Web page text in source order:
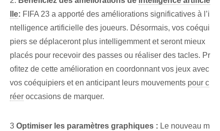
lle: FIFA 23 a apporté des améliorations significatives à l’i
ntelligence artificielle des joueurs. Désormais, vos coéqui
piers se déplaceront plus intelligemment et seront mieux
placés pour recevoir des passes ou réaliser des tacles. ‍Pr
ofitez de cette amélioration​ en coordonnant vos⁢ jeux‌ avec
vos coéquipiers et en ⁤anticipant‌ leurs mouvements pour c
réer occasions de marquer.
3 Optimiser les paramètres graphiques : Le nouveau m